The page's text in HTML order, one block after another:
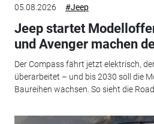
05.08.2026 #Jeep
Jeep startet
und Avenger machen
Der Compass fährt jetzt elektrisch,
überarbeitet – und bis 2030 soll die
Baureihen wachsen. So sieht die